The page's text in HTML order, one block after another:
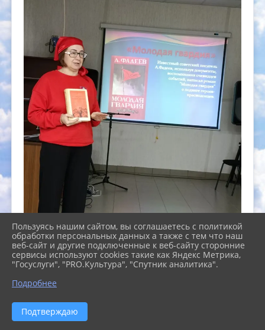
Пользуясь нашим сайтом, вы соглашаетесь с политикой
обработки персональных данных а также с тем что наш
веб-сайт и другие подключенные к веб-сайту сторонние
сервисы используют cookies такие как Яндекс Метрика,
"Госуслуги", "PRO.Культура", "Спутник аналитика".
Подробнее
Подтверждаю